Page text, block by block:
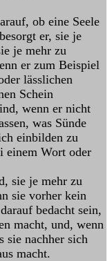
ob eine Seele
er, sie je
je mehr zu
er zum Beispiel
lässlichen
Schein
wenn er nicht
was Sünde
einbilden zu
einem Wort oder
sie je mehr zu
sie vorher kein
bedacht sein,
macht, und, wenn
sie nachher sich
macht.